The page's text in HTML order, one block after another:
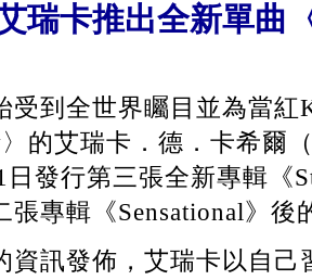
瑞卡推出全新單曲
受到全世界矚目並為當紅
的艾瑞卡．德．卡希爾
日發行第三張全新專輯《
張專輯《Sensational》後
資訊發佈，艾瑞卡以自